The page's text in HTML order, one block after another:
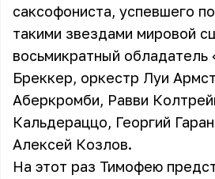
саксофониста, успевшего
такими звездами мировой
восьмикратный обладатель
Бреккер, оркестр Луи
Аберкромби, Равви
Кальдераццо, Георгий
Алексей Козлов.
На этот раз Тимофею